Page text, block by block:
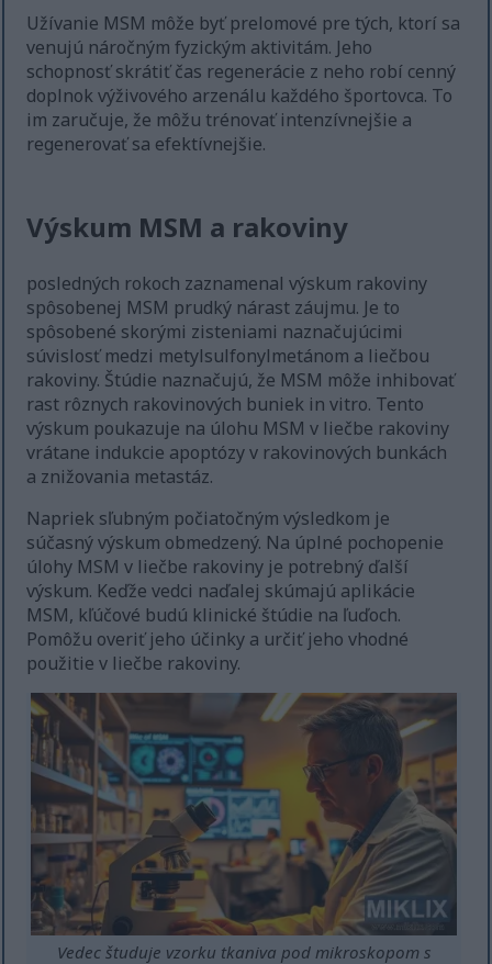
Užívanie MSM môže byť prelomové pre tých, ktorí sa
venujú náročným fyzickým aktivitám. Jeho
schopnosť skrátiť čas regenerácie z neho robí cenný
doplnok výživového arzenálu každého športovca. To
im zaručuje, že môžu trénovať intenzívnejšie a
regenerovať sa efektívnejšie.
Výskum MSM a rakoviny
posledných rokoch zaznamenal výskum rakoviny
spôsobenej MSM prudký nárast záujmu. Je to
spôsobené skorými zisteniami naznačujúcimi
súvislosť medzi metylsulfonylmetánom a liečbou
rakoviny. Štúdie naznačujú, že MSM môže inhibovať
rast rôznych rakovinových buniek in vitro. Tento
výskum poukazuje na úlohu MSM v liečbe rakoviny
vrátane indukcie apoptózy v rakovinových bunkách
a znižovania metastáz.
Napriek sľubným počiatočným výsledkom je
súčasný výskum obmedzený. Na úplné pochopenie
úlohy MSM v liečbe rakoviny je potrebný ďalší
výskum. Keďže vedci naďalej skúmajú aplikácie
MSM, kľúčové budú klinické štúdie na ľuďoch.
Pomôžu overiť jeho účinky a určiť jeho vhodné
použitie v liečbe rakoviny.
Vedec študuje vzorku tkaniva pod mikroskopom s